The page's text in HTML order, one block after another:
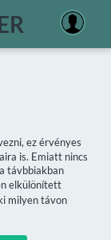
ez érvényes
is. Emiatt nincs
távbbiakban
elkülönített
milyen távon